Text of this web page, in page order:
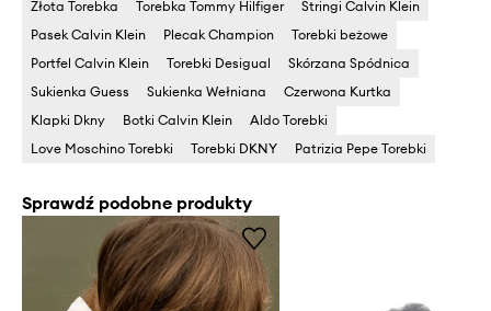
Złota Torebka Torebka Tommy Hilfiger
Stringi Calvin Klein
Pasek Calvin Klein
Plecak Champion
Torebki beżowe
Portfel Calvin Klein
Torebki Desigual
Skórzana Spódnica
Sukienka Guess
Sukienka Wełniana
Czerwona Kurtka
Klapki Dkny
Botki Calvin Klein
Aldo Torebki
Love Moschino Torebki
Torebki DKNY Patrizia Pepe Torebki
Sprawdź podobne produkty